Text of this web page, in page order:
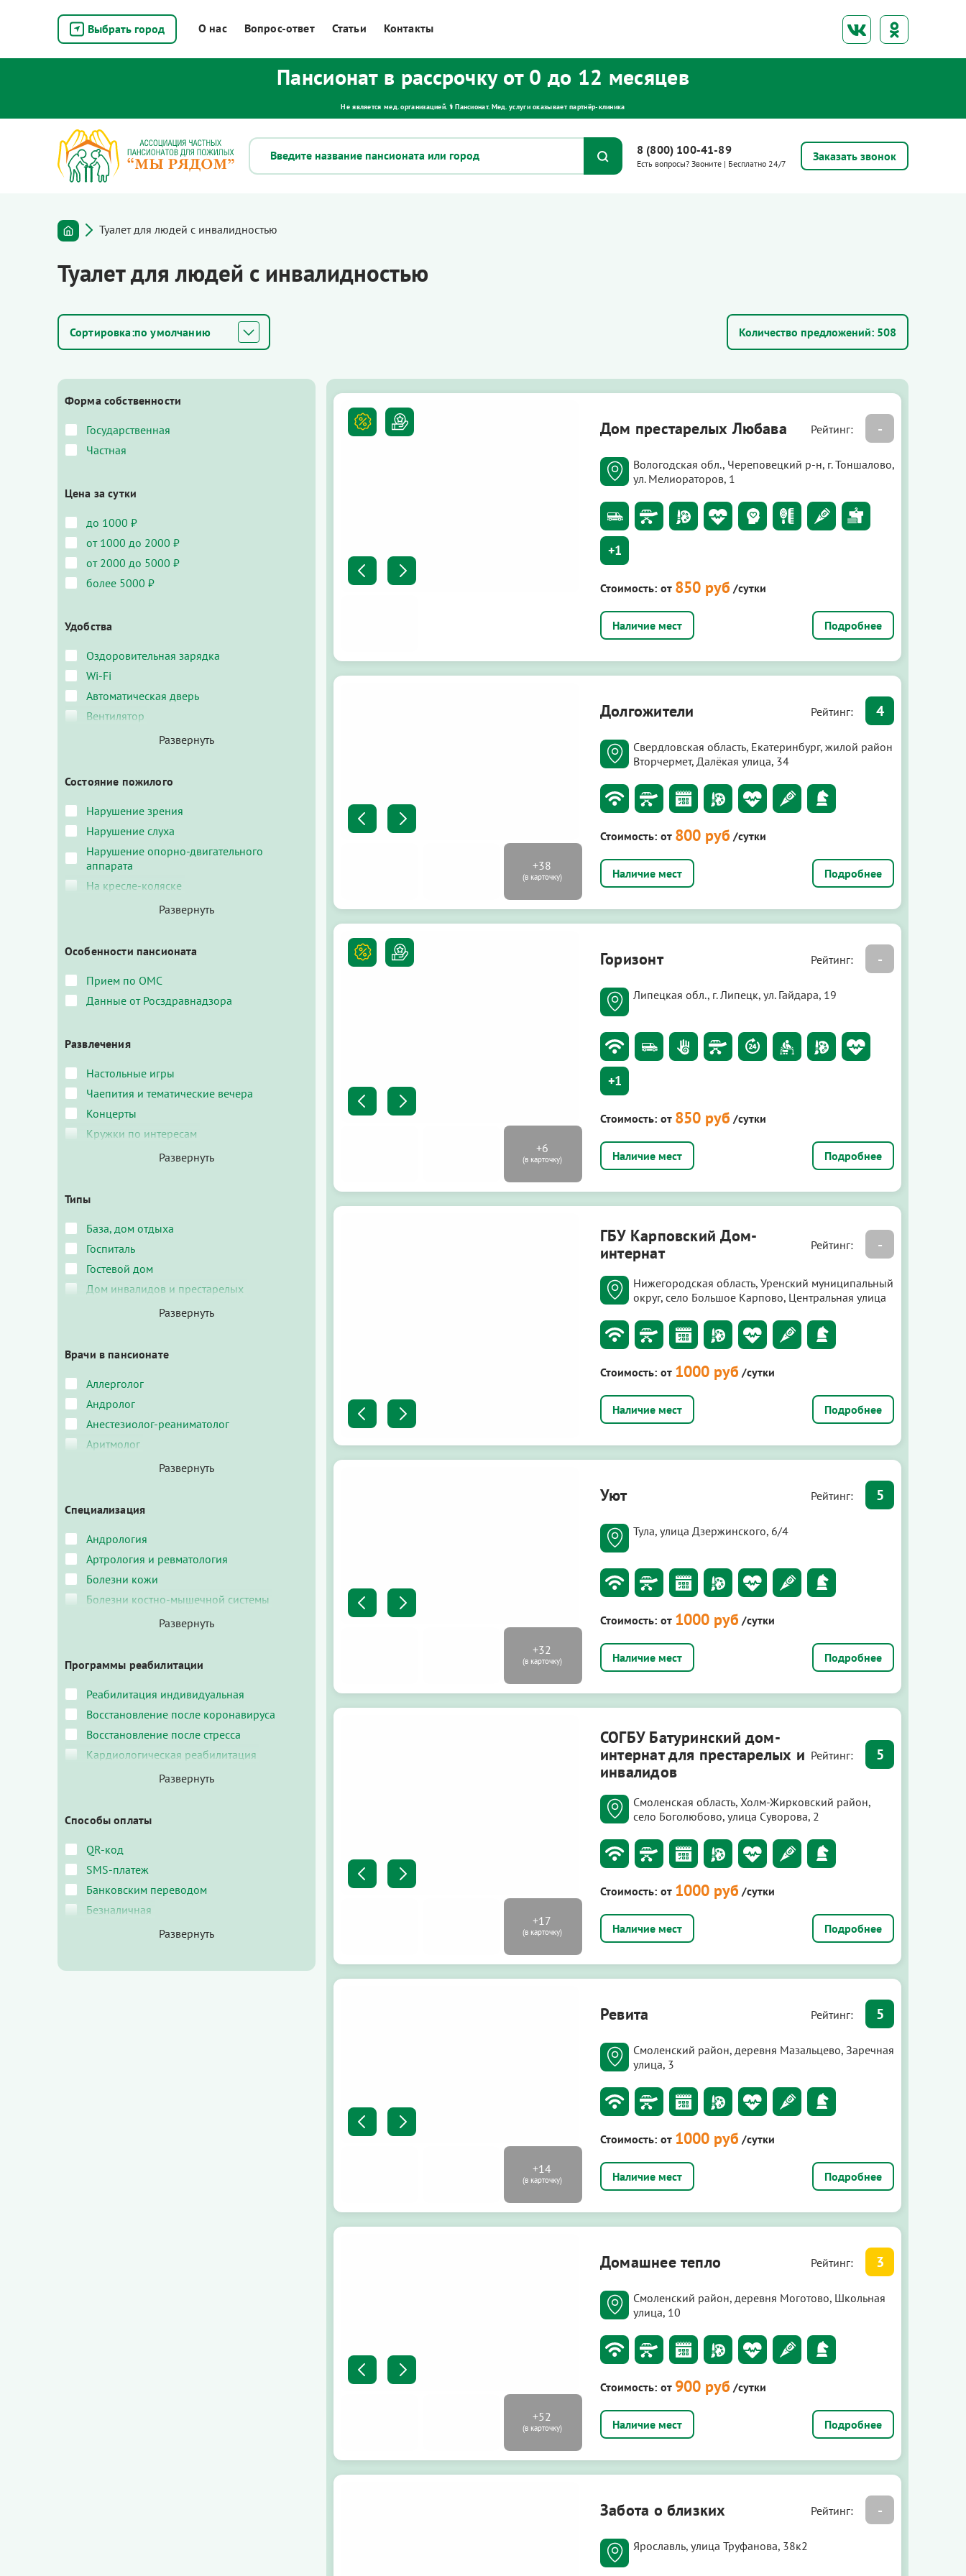
Выбрать город О нас Вопрос-ответ Статьи Контакты
Пансионат в рассрочку от 0 до 12 месяцев
Не является мед. организацией. ⚕ Пансионат. Мед. услуги оказывает партнёр‑клиника
8 (800) 100-41-89
Есть вопросы? Звоните | Бесплатно 24/7
Заказать звонок
Туалет для людей с инвалидностью
Туалет для людей с инвалидностью
по умолчанию Количество предложений: 508
Дом престарелых Любава Рейтинг: -
Вологодская обл., Череповецкий р-н, г. Тоншалово,
ул. Мелиораторов, 1
+1
Стоимость: от 850 руб /сутки
Подробнее
Долгожители Рейтинг: 4
Свердловская область, Екатеринбург, жилой район
Вторчермет, Далёкая улица, 34
Стоимость: от 800 руб /сутки
Подробнее
Горизонт Рейтинг: -
Липецкая обл., г. Липецк, ул. Гайдара, 19
+1
Стоимость: от 850 руб /сутки
Подробнее
ГБУ Карповский Дом-
интернат
Рейтинг: -
Нижегородская область, Уренский муниципальный
округ, село Большое Карпово, Центральная улица
Стоимость: от 1000 руб /сутки
Подробнее
Уют Рейтинг: 5
Тула, улица Дзержинского, 6/4
Стоимость: от 1000 руб /сутки
Подробнее
СОГБУ Батуринский дом-
интернат для престарелых и
инвалидов
Рейтинг: 5
Смоленская область, Холм-Жирковский район,
село Боголюбово, улица Суворова, 2
Стоимость: от 1000 руб /сутки
Подробнее
Ревита Рейтинг: 5
Смоленский район, деревня Мазальцево, Заречная
улица, 3
Стоимость: от 1000 руб /сутки
Подробнее
Домашнее тепло Рейтинг: 3
Смоленский район, деревня Моготово, Школьная
улица, 10
Стоимость: от 900 руб /сутки
Подробнее
Забота о близких Рейтинг: -
Ярославль, улица Труфанова, 38к2
Форма собственности
Государственная
Частная
Цена за сутки
до 1000 ₽
от 1000 до 2000 ₽
от 2000 до 5000 ₽
более 5000 ₽
Удобства
Оздоровительная зарядка
Wi-Fi
Автоматическая дверь
Вентилятор
Состояние пожилого
Нарушение зрения
Нарушение слуха
Нарушение опорно-двигательного
аппарата
На кресле-коляске
Особенности пансионата
Прием по ОМС
Данные от Росздравнадзора
Развлечения
Настольные игры
Чаепития и тематические вечера
Концерты
Кружки по интересам
Типы
База, дом отдыха
Госпиталь
Гостевой дом
Дом инвалидов и престарелых
Врачи в пансионате
Аллерголог
Андролог
Анестезиолог-реаниматолог
Аритмолог
Специализация
Андрология
Артрология и ревматология
Болезни кожи
Болезни костно-мышечной системы
Программы реабилитации
Реабилитация индивидуальная
Восстановление после коронавируса
Восстановление после стресса
Кардиологическая реабилитация
Способы оплаты
QR-код
SMS-платеж
Банковским переводом
Безналичная